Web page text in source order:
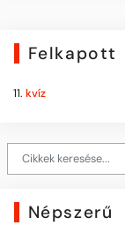
Felkapott
11. kvíz
Népszerű